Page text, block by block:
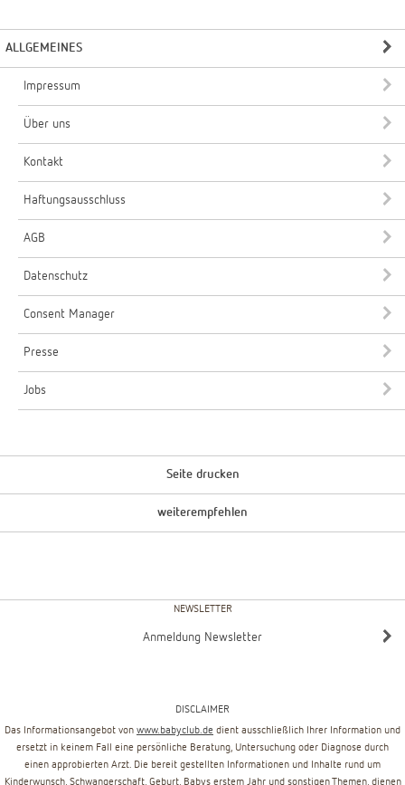
ALLGEMEINES
Impressum
Über uns
Kontakt
Haftungsausschluss
AGB
Datenschutz
Consent Manager
Presse
Jobs
Seite drucken
weiterempfehlen
NEWSLETTER
Anmeldung Newsletter
DISCLAIMER
Das Informationsangebot von www.babyclub.de dient ausschließlich Ihrer Information und
ersetzt in keinem Fall eine persönliche Beratung, Untersuchung oder Diagnose durch
einen approbierten Arzt. Die bereit gestellten Informationen und Inhalte rund um
Kinderwunsch, Schwangerschaft, Geburt, Babys erstem Jahr und sonstigen Themen, dienen